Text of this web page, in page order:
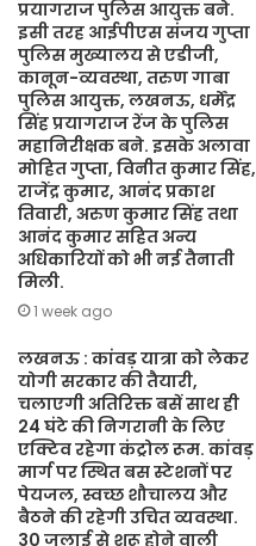
प्रयागराज पुलिस आयुक्त बने.
इसी तरह आईपीएस संजय गुप्ता
पुलिस मुख्यालय से एडीजी,
कानून-व्यवस्था, तरुण गाबा
पुलिस आयुक्त, लखनऊ, धर्मेंद्र
सिंह प्रयागराज रेंज के पुलिस
महानिरीक्षक बने. इसके अलावा
मोहित गुप्ता, विनीत कुमार सिंह,
राजेंद्र कुमार, आनंद प्रकाश
तिवारी, अरुण कुमार सिंह तथा
आनंद कुमार सहित अन्य
अधिकारियों को भी नई तैनाती
मिली.
1 week ago
लखनऊ : कांवड़ यात्रा को लेकर
योगी सरकार की तैयारी,
चलाएगी अतिरिक्त बसें साथ ही
24 घंटे की निगरानी के लिए
एक्टिव रहेगा कंट्रोल रूम. कांवड़
मार्ग पर स्थित बस स्टेशनों पर
पेयजल, स्वच्छ शौचालय और
बैठने की रहेगी उचित व्यवस्था.
30 जुलाई से शुरू होने वाली